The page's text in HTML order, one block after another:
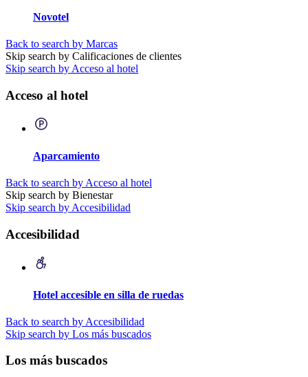
Novotel
Back to search by Marcas
Skip search by Calificaciones de clientes
Skip search by Acceso al hotel
Acceso al hotel
Aparcamiento
Back to search by Acceso al hotel
Skip search by Bienestar
Skip search by Accesibilidad
Accesibilidad
Hotel accesible en silla de ruedas
Back to search by Accesibilidad
Skip search by Los más buscados
Los más buscados